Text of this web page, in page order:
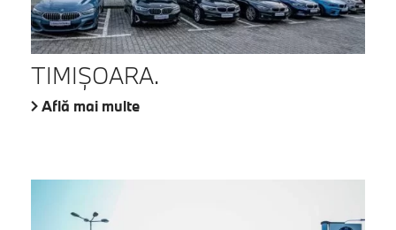
TIMIŞOARA.
Află mai multe